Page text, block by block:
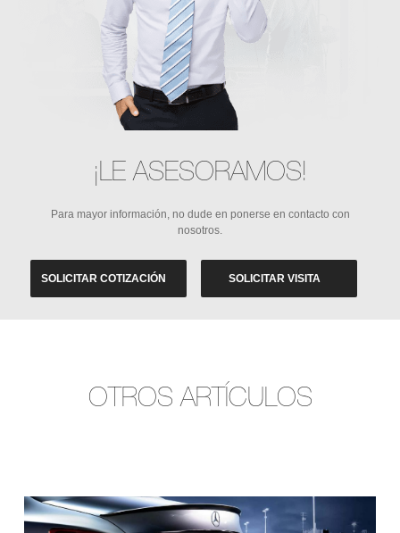
¡LE ASESORAMOS!
Para mayor información, no dude en ponerse en contacto con
nosotros.
SOLICITAR COTIZACIÓN SOLICITAR VISITA
OTROS ARTÍCULOS